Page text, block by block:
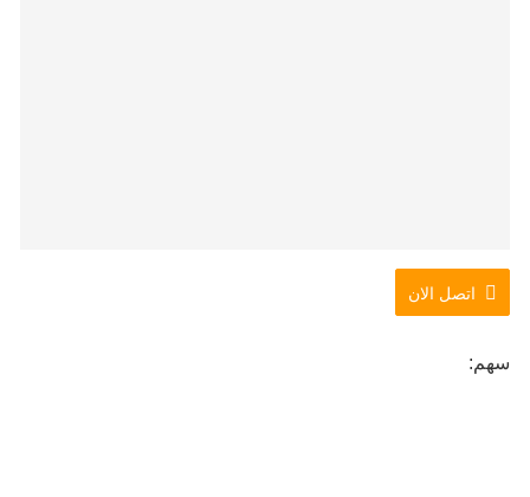
اتصل الان
سهم: